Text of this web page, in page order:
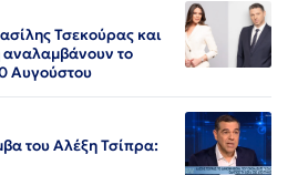
Τσεκούρας και
το
Αυγούστου
του Αλέξη Τσίπρα: